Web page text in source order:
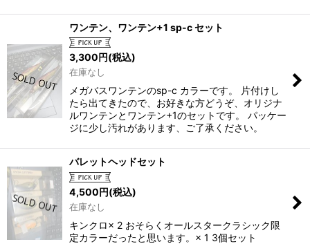
ワンテン、ワンテン+1 sp-c セット
3,300円(税込)
在庫なし
メガバスワンテンのsp-c カラーです。 片付けし
たら出てきたので、お好きな方どうぞ、オリジナ
ルワンテンとワンテン+1のセットです。 パッケー
ジに少し汚れがあります、ご了承ください。
バレットヘッドセット
4,500円(税込)
在庫なし
キンクロ× 2 おそらくオールスタークラシック限
定カラーだったと思います。× 1 3個セット